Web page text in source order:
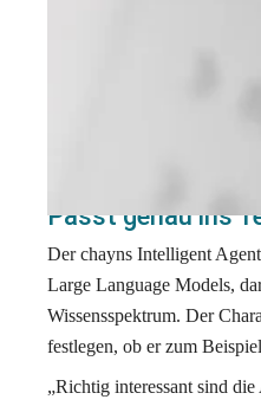
Passt genau ins
Der chayns Intelligent
Large Language Models,
Wissensspektrum. Der
festlegen, ob er zum
„Richtig interessant sind